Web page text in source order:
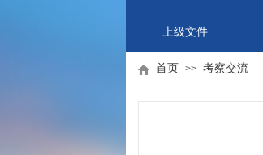
上级文件
首页 >> 考察交流